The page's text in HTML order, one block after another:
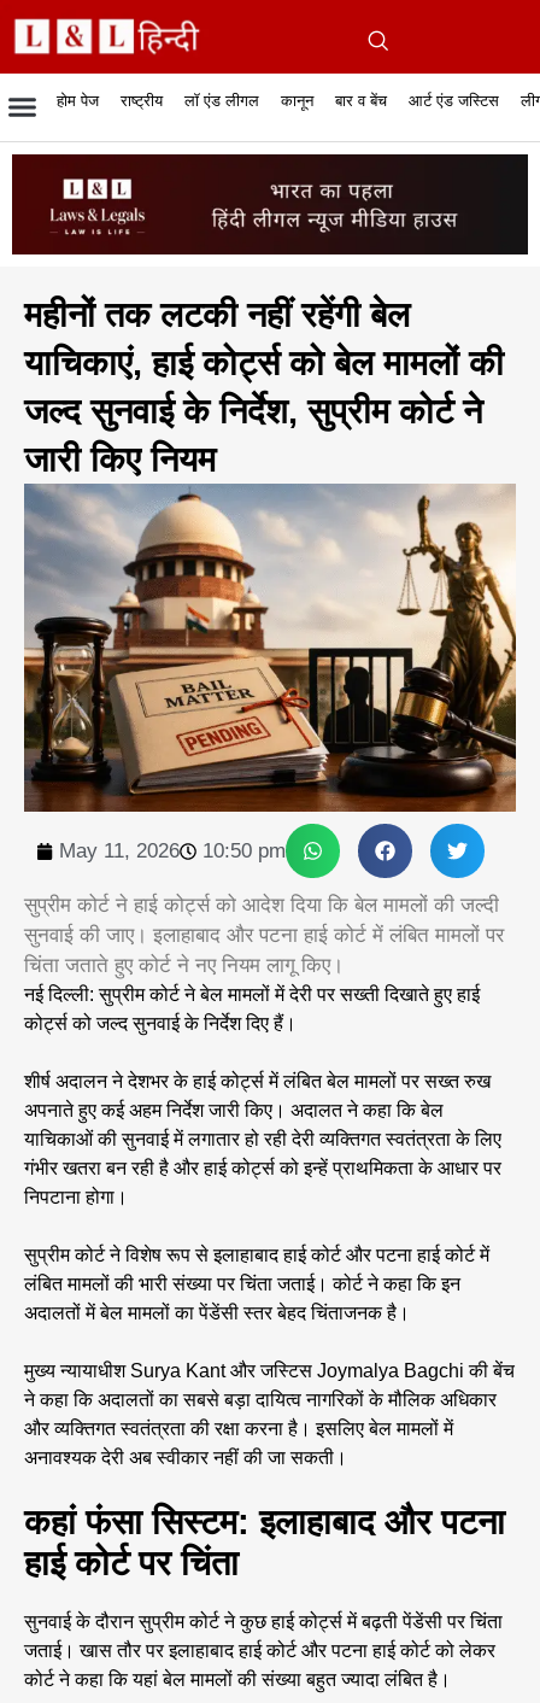
होम पेज राष्ट्रीय
रिपोर्टेबल जजमेंट सुप्रीम कोर्ट हाईकोर्ट
लॉ एंड लीगल
रिसर्च एनालाईसिस एंड लॉ केस स्टेटस
कानून
व्यापार में कानून फिल्में और कानून
बार व बेंच
बार एसोसिएशन बार
आर्ट एंड जस्टिस
जस्टिस एंड जस्टिस
महीनों तक लटकी नहीं रहेंगी बेल
याचिकाएं, हाई कोर्ट्स को बेल मामलों की
जल्द सुनवाई के निर्देश, सुप्रीम कोर्ट ने
जारी किए नियम
May 11, 2026 10:50 pm
सुप्रीम कोर्ट ने हाई कोर्ट्स को आदेश दिया कि बेल मामलों की जल्दी
सुनवाई की जाए। इलाहाबाद और पटना हाई कोर्ट में लंबित मामलों पर
चिंता जताते हुए कोर्ट ने नए नियम लागू किए।
नई दिल्ली: सुप्रीम कोर्ट ने बेल मामलों में देरी पर सख्ती दिखाते हुए हाई
कोर्ट्स को जल्द सुनवाई के निर्देश दिए हैं।
शीर्ष अदालन ने देशभर के हाई कोर्ट्स में लंबित बेल मामलों पर सख्त रुख
अपनाते हुए कई अहम निर्देश जारी किए। अदालत ने कहा कि बेल
याचिकाओं की सुनवाई में लगातार हो रही देरी व्यक्तिगत स्वतंत्रता के लिए
गंभीर खतरा बन रही है और हाई कोर्ट्स को इन्हें प्राथमिकता के आधार पर
निपटाना होगा।
सुप्रीम कोर्ट ने विशेष रूप से इलाहाबाद हाई कोर्ट और पटना हाई कोर्ट में
लंबित मामलों की भारी संख्या पर चिंता जताई। कोर्ट ने कहा कि इन
अदालतों में बेल मामलों का पेंडेंसी स्तर बेहद चिंताजनक है।
मुख्य न्यायाधीश Surya Kant और जस्टिस Joymalya Bagchi की बेंच
ने कहा कि अदालतों का सबसे बड़ा दायित्व नागरिकों के मौलिक अधिकार
और व्यक्तिगत स्वतंत्रता की रक्षा करना है। इसलिए बेल मामलों में
अनावश्यक देरी अब स्वीकार नहीं की जा सकती।
कहां फंसा सिस्टम: इलाहाबाद और पटना
हाई कोर्ट पर चिंता
सुनवाई के दौरान सुप्रीम कोर्ट ने कुछ हाई कोर्ट्स में बढ़ती पेंडेंसी पर चिंता
जताई। खास तौर पर इलाहाबाद हाई कोर्ट और पटना हाई कोर्ट को लेकर
कोर्ट ने कहा कि यहां बेल मामलों की संख्या बहुत ज्यादा लंबित है।